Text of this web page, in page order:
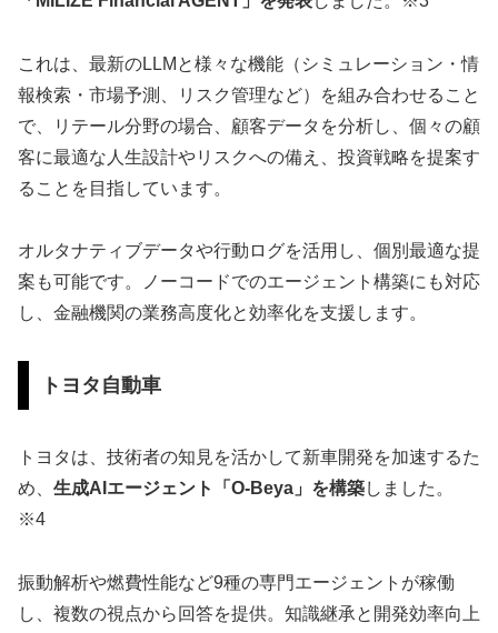
これは、最新のLLMと様々な機能（シミュレーション・情
報検索・市場予測、リスク管理など）を組み合わせること
で、リテール分野の場合、顧客データを分析し、個々の顧
客に最適な人生設計やリスクへの備え、投資戦略を提案す
ることを目指しています。
オルタナティブデータや行動ログを活用し、個別最適な提
案も可能です。ノーコードでのエージェント構築にも対応
し、金融機関の業務高度化と効率化を支援します。
トヨタ自動車
トヨタは、技術者の知見を活かして新車開発を加速するた
め、 生成AIエージェント「O‑Beya」を構築しました。
※4
振動解析や燃費性能など9種の専門エージェントが稼働
し、複数の視点から回答を提供。知識継承と開発効率向上